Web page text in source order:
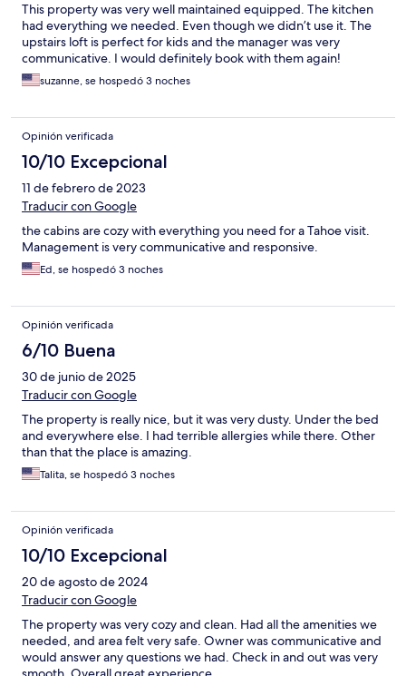
This property was very well maintained equipped. The kitchen
had everything we needed. Even though we didn’t use it. The
upstairs loft is perfect for kids and the manager was very
communicative. I would definitely book with them again!
suzanne, se hospedó 3 noches
Opinión verificada
10/10 Excepcional
11 de febrero de 2023
Traducir con Google
the cabins are cozy with everything you need for a Tahoe visit.
Management is very communicative and responsive.
Ed, se hospedó 3 noches
Opinión verificada
6/10 Buena
30 de junio de 2025
Traducir con Google
The property is really nice, but it was very dusty. Under the bed
and everywhere else. I had terrible allergies while there. Other
than that the place is amazing.
Talita, se hospedó 3 noches
Opinión verificada
10/10 Excepcional
20 de agosto de 2024
Traducir con Google
The property was very cozy and clean. Had all the amenities we
needed, and area felt very safe. Owner was communicative and
would answer any questions we had. Check in and out was very